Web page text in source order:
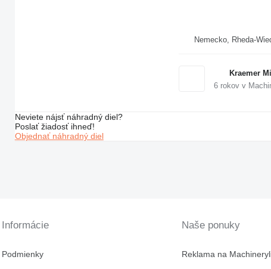
Nemecko, Rheda-
Kraemer
6rokov v
Neviete nájsť náhradný diel?
Poslať žiadosť ihneď!
Objednať náhradný diel
Informácie
Podmienky
Naše ponuky
Reklama na